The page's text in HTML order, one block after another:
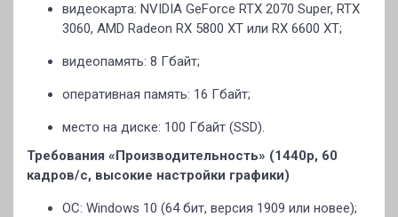
видеокарта: NVIDIA GeForce RTX 2070 Super, RTX
3060, AMD Radeon RX 5800 XT или RX 6600 XT;
видеопамять: 8 Гбайт;
оперативная память: 16 Гбайт;
место на диске: 100 Гбайт (SSD).
Требования «Производительность» (1440p, 60
кадров/с, высокие настройки графики)
ОС: Windows 10 (64 бит, версия 1909 или новее);